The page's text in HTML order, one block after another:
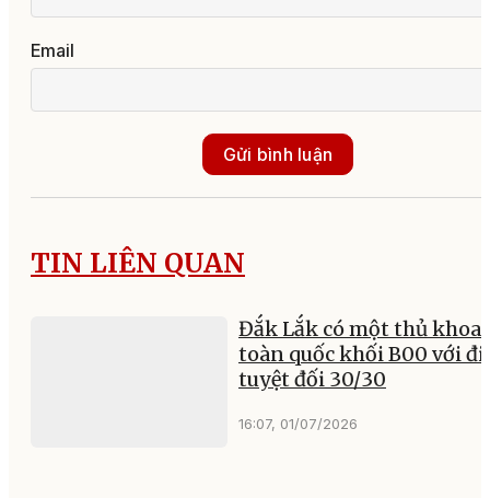
Email
Gửi bình luận
TIN LIÊN QUAN
Đắk Lắk có một thủ khoa
toàn quốc khối B00 với
tuyệt đối 30/30
16:07, 01/07/2026